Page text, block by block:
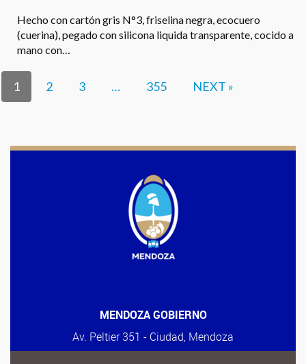
Hecho con cartón gris N°3, friselina negra, ecocuero
(cuerina), pegado con silicona liquida transparente, cocido a
mano con…
1 2 3 … 355 NEXT »
MENDOZA GOBIERNO
Av. Peltier 351 - Ciudad, Mendoza